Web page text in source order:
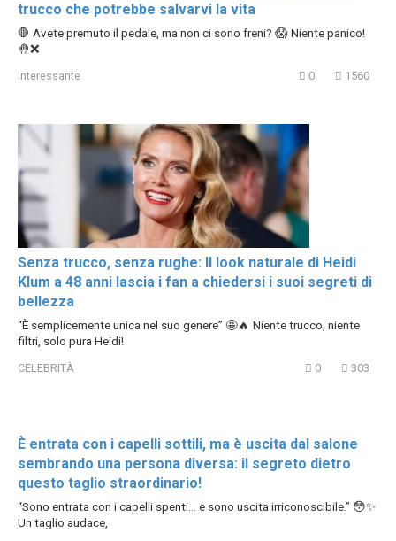
trucco che potrebbe salvarvi la vita
🛑 Avete premuto il pedale, ma non ci sono freni? 😱 Niente panico!
🤚❌
Interessante 0 1560
Senza trucco, senza rughe: Il look naturale di Heidi
Klum a 48 anni lascia i fan a chiedersi i suoi segreti di
bellezza
“È semplicemente unica nel suo genere” 🤩🔥 Niente trucco, niente
filtri, solo pura Heidi!
CELEBRITÀ 0 303
È entrata con i capelli sottili, ma è uscita dal salone
sembrando una persona diversa: il segreto dietro
questo taglio straordinario!
“Sono entrata con i capelli spenti… e sono uscita irriconoscibile.” 😳✨
Un taglio audace,